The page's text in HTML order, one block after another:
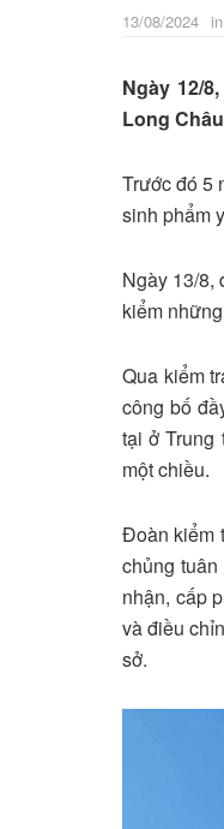
13/08/2024 in
Ngày 12/
Long
Trước đó 5
sinh phẩm
Ngày 13/8,
kiểm
Qua kiểm
công bố
tại ở Trung
một chiều.
Đoàn kiểm
chủng
nhận, cấp
và điều
sở.